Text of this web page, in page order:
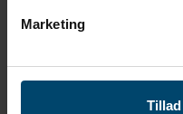
Marketing